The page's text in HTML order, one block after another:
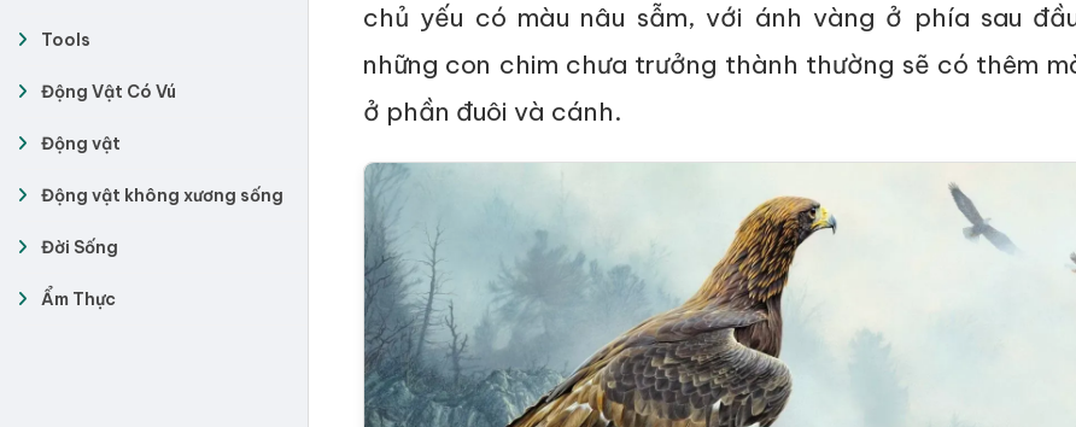
Tools
Động Vật Có Vú
Động vật
Động vật không xương sống
Đời Sống
Ẩm Thực
chủ yếu có màu nâu sẫm, với ánh vàng ở phía sau
những con chim chưa trưởng thành thường sẽ có thêm
ở phần đuôi và cánh.